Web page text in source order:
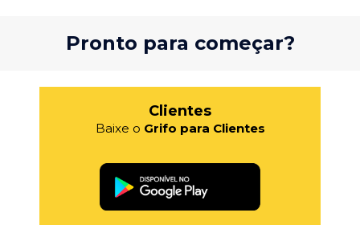
Pronto para começar?
Clientes
Baixe o Grifo para Clientes